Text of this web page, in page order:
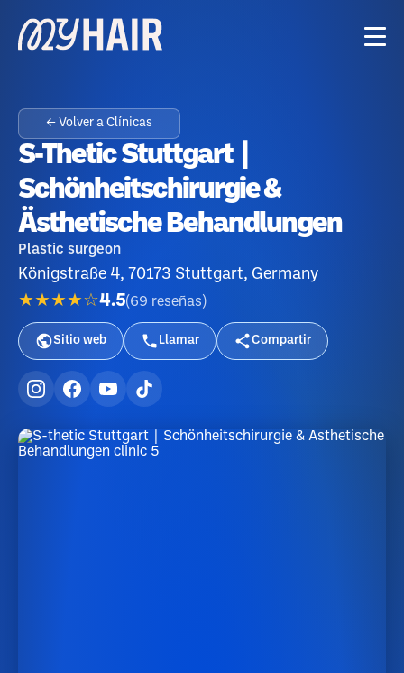
← Volver a Clínicas
S-Thetic Stuttgart |
Schönheitschirurgie &
Ästhetische Behandlungen
Plastic surgeon
Königstraße 4, 70173 Stuttgart, Germany
★★★★☆4.5(69 reseñas )
Sitio web Llamar Compartir